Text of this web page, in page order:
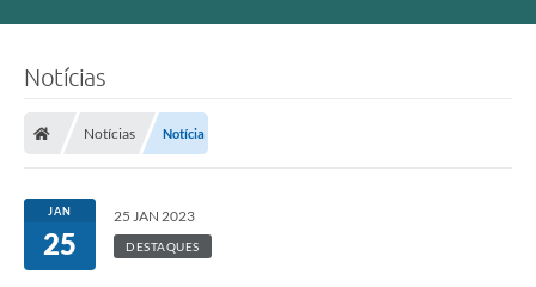
Transparência
Ouvidoria / SIC
Notícias
Notícias Notícia
JAN
25
25 JAN 2023
DESTAQUES